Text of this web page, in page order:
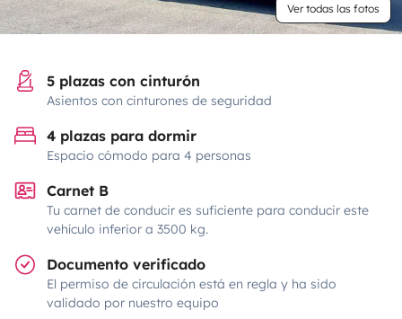
Ver todas las fotos
5 plazas con cinturón
Asientos con cinturones de seguridad
4 plazas para dormir
Espacio cómodo para 4 personas
Carnet B
Tu carnet de conducir es suficiente para conducir este
vehículo inferior a 3500 kg.
Documento verificado
El permiso de circulación está en regla y ha sido
validado por nuestro equipo